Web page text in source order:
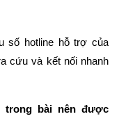
số hotline hỗ trợ của
cứu và kết nối nhanh
trong bài nên được